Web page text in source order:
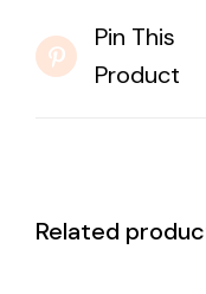
Pin This
Product
Related